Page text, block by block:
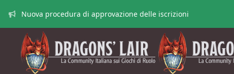
Nuova procedura di approvazione delle iscrizioni